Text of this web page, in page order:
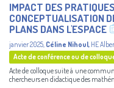
IMPACT DES
CONCEPTUALISATION
PLANS DANS L'ESPACE
janvier 2025, Céline Nihoul, HE
Acte de conférence ou de
Acte de colloque suite à une
chercheurs en didactique des